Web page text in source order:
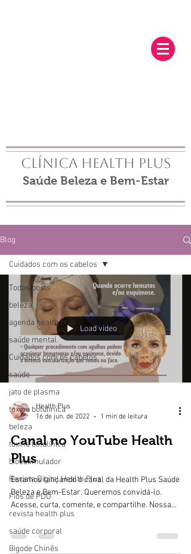
Clínica Health Plus
Saúde Beleza e Bem-Estar
Blog
Todos posts
beleza
agenda health plus
saúde mental
Cuidados com os cabelos
saúde
jato de plasma
toxina botulínica
beleza
toxina botulínica
bioestimulador
Revista Digital Health Plus
Fios de PDO
revista health plus
saúde corporal
Bigode Chinês
Cuidados com os cabelos
Load video
Health Plus
16 de jun. de 2022
1 min de leitura
Canal no YouTube Health
Plus
Estamos lançando o canal da Health Plus Saúde
Beleza e Bem-Estar. Queremos convidá-lo.
Acesse, curta, comente, e compartilhe. Nossa...